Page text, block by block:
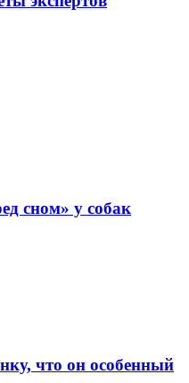
сном» у собак
что он особенный